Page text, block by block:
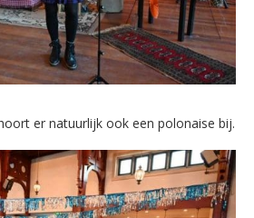
er natuurlijk ook een polonaise bij.